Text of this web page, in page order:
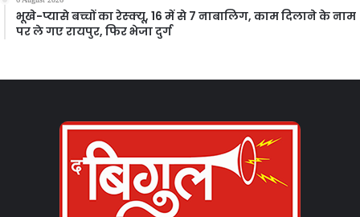
भूखे-प्यासे बच्चों का रेस्क्यू, 16 में से 7 नाबालिग, काम दिलाने के नाम
पर ले गए रायपुर, फिर भेजा दुर्ग